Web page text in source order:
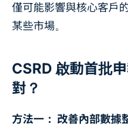
僅可能影響與核心客戶
某些市場。
CSRD 啟動首批
對？
方法一： 改善內部數據